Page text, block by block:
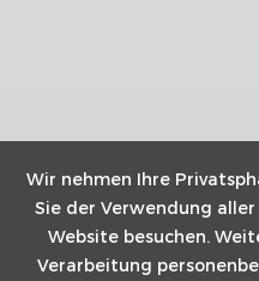
Wir nehmen Ihre
Sie der Verwendung aller
Website besuchen.
Verarbeitung